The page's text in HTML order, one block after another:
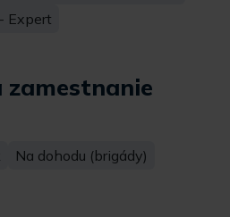
Expert
zamestnanie
Na dohodu (brigády)